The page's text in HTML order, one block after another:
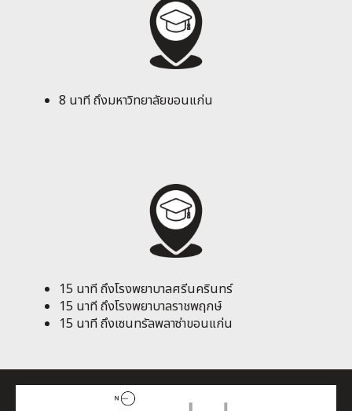
8 นาที ถึงมหาวิทยาลัยขอนแก่น
15 นาที ถึงโรงพยาบาลศรีนครินทร์
15 นาที ถึงโรงพยาบาลราชพฤกษ์
15 นาที ถึงเซนทรัลพลาซ่าขอนแก่น